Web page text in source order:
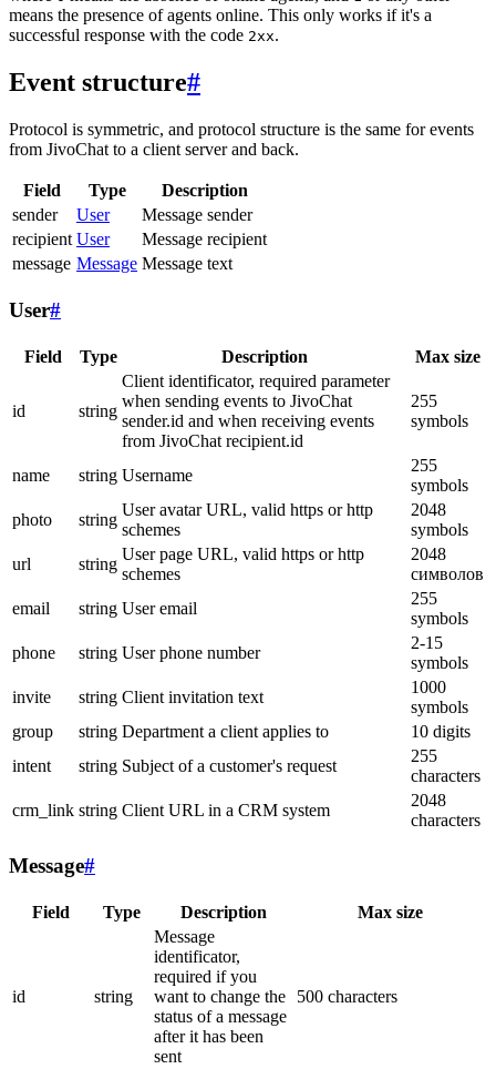
means the presence of agents online. This only works if it's a
successful response with the code 2xx.
Event structure#
Protocol is symmetric, and protocol structure is the same for events
from JivoChat to a client server and back.
Field Type
Description
sender
User
Message sender
recipient User
Message recipient
message Message Message text
User#
Field Type Description Max size
id string
Client identificator, required parameter
when sending events to JivoChat
sender.id and when receiving events
from JivoChat recipient.id
255
symbols
name string Username
255
symbols
photo
string
User avatar URL, valid https or http
schemes
2048
symbols
url
string
User page URL, valid https or http
schemes
2048
символов
email
string User email
255
symbols
phone
string User phone number
2-15
symbols
invite
string Client invitation text
1000
symbols
group
string Department a client applies to
10 digits
intent
string Subject of a customer's request
255
characters
crm_link string Client URL in a CRM system
2048
characters
Message#
Field Type Description Max size
id string
Message
identificator,
required if you
want to change the
status of a message
after it has been
sent
500 characters